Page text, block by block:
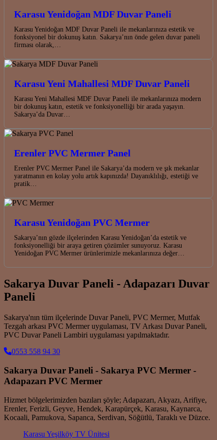
Karasu Yenidoğan MDF Duvar Paneli
Karasu Yenidoğan MDF Duvar Paneli ile mekanlarınıza estetik ve
fonksiyonel bir dokunuş katın. Sakarya’nın önde gelen duvar paneli
firması olarak,…
Karasu Yeni Mahallesi MDF Duvar Paneli
Karasu Yeni Mahallesi MDF Duvar Paneli ile mekanlarınıza modern
bir dokunuş katın, estetik ve fonksiyonelliği bir arada yaşayın.
Sakarya’da Duvar…
Erenler PVC Mermer Panel
Erenler PVC Mermer Panel ile Sakarya’da modern ve şık mekanlar
yaratmanın en kolay yolu artık kapınızda! Dayanıklılığı, estetiği ve
pratik…
Karasu Yenidoğan PVC Mermer
Sakarya’nın gözde ilçelerinden Karasu Yenidoğan’da estetik ve
fonksiyonelliği bir araya getiren çözümler sunuyoruz. Karasu
Yenidoğan PVC Mermer ürünlerimizle mekanlarınıza değer…
Sakarya Duvar Paneli - Adapazarı Duvar
Paneli
Sakarya'nın tüm ilçelerinde Duvar Paneli, PVC Mermer, Mutfak
Tezgah arkası PVC Mermer uygulaması, TV Arkası Duvar Paneli,
PVC Duvar Paneli Lambiri uygulaması yapılmaktadır.
0553 558 94 30
Sakarya Duvar Paneli - Sakarya PVC Mermer -
Adapazarı PVC Mermer
Hizmet bölgelerimizden bazıları şöyle; Adapazarı, Akyazı, Arifiye,
Erenler, Ferizli, Geyve, Hendek, Karapürçek, Karasu, Kaynarca,
Kocaali, Pamukova, Sapanca, Serdivan, Söğütlü, Taraklı ve Düzce.
Karasu Yeşilköy TV Ünitesi